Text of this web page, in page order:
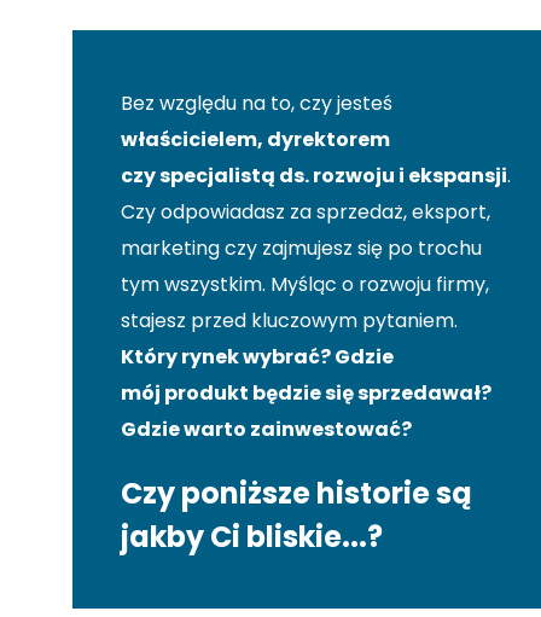
Bez względu na to, czy jesteś
właścicielem, dyrektorem
czy specjalistą ds. rozwoju i ekspansji.
Czy odpowiadasz za sprzedaż, eksport,
marketing czy zajmujesz się po trochu
tym wszystkim. Myśląc o rozwoju firmy,
stajesz przed kluczowym pytaniem.
Który rynek wybrać? Gdzie
mój produkt będzie się sprzedawał?
Gdzie warto zainwestować?
Czy poniższe historie są
jakby Ci bliskie...?